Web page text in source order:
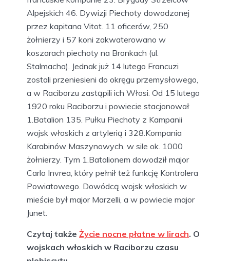
Alpejskich 46. Dywizji Piechoty dowodzonej
przez kapitana Vitot. 11 oficerów, 250
żołnierzy i 57 koni zakwaterowano w
koszarach piechoty na Bronkach (ul.
Stalmacha). Jednak już 14 lutego Francuzi
zostali przeniesieni do okręgu przemysłowego,
a w Raciborzu zastąpili ich Włosi. Od 15 lutego
1920 roku Raciborzu i powiecie stacjonował
1.Batalion 135. Pułku Piechoty z Kampanii
wojsk włoskich z artylerią i 328.Kompania
Karabinów Maszynowych, w sile ok. 1000
żołnierzy. Tym 1.Batalionem dowodził major
Carlo Invrea, który pełnił też funkcję Kontrolera
Powiatowego. Dowódcą wojsk włoskich w
mieście był major Marzelli, a w powiecie major
Junet.
Czytaj także Życie nocne płatne w lirach. O
wojskach włoskich w Raciborzu czasu